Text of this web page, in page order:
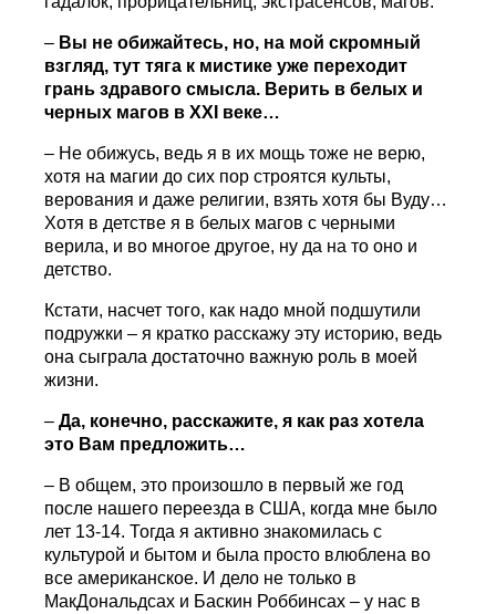
– Вы не обижайтесь, но, на мой скромный
взгляд, тут тяга к мистике уже переходит
грань здравого смысла. Верить в белых и
черных магов вXXI веке…
– Не обижусь, ведь я в их мощь тоже не верю,
хотя на магии до сих пор строятся культы,
верования и даже религии, взять хотя бы Вуду…
Хотя в детстве я в белых магов с черными
верила, и во многое другое, ну да на то оно и
детство.
Кстати, насчет того, как надо мной подшутили
подружки – я кратко расскажу эту историю, ведь
она сыграла достаточно важную роль в моей
жизни.
–Да, конечно, расскажите, я как раз хотела
это Вам предложить…
– В общем, это произошло в первый же год
после нашего переезда в США, когда мне было
лет 13-14. Тогда я активно знакомилась с
культурой и бытом и была просто влюблена во
все американское. И дело не только в
МакДональдсах и Баскин Роббинсах – у нас в